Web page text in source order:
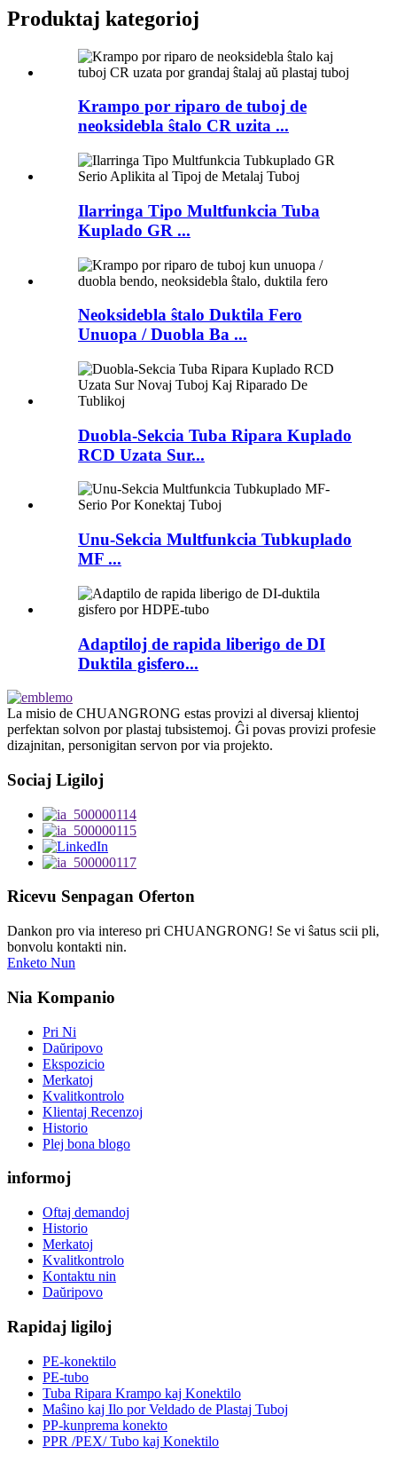
Produktaj kategorioj
Krampo por riparo de tuboj de
neoksidebla ŝtalo CR uzita ...
Ilarringa Tipo Multfunkcia Tuba
Kuplado GR ...
Neoksidebla ŝtalo Duktila Fero
Unuopa / Duobla Ba ...
Duobla-Sekcia Tuba Ripara Kuplado
RCD Uzata Sur...
Unu-Sekcia Multfunkcia Tubkuplado
MF ...
Adaptiloj de rapida liberigo de DI
Duktila gisfero...
La misio de CHUANGRONG estas provizi al diversaj klientoj
perfektan solvon por plastaj tubsistemoj. Ĝi povas provizi profesie
dizajnitan, personigitan servon por via projekto.
Sociaj Ligiloj
Ricevu Senpagan Oferton
Dankon pro via intereso pri CHUANGRONG! Se vi ŝatus scii pli,
bonvolu kontakti nin.
Enketo Nun
Nia Kompanio
Pri Ni
Daŭripovo
Ekspozicio
Merkatoj
Kvalitkontrolo
Klientaj Recenzoj
Historio
Plej bona blogo
informoj
Oftaj demandoj
Historio
Merkatoj
Kvalitkontrolo
Kontaktu nin
Daŭripovo
Rapidaj ligiloj
PE-konektilo
PE-tubo
Tuba Ripara Krampo kaj Konektilo
Maŝino kaj Ilo por Veldado de Plastaj Tuboj
PP-kunprema konekto
PPR /PEX/ Tubo kaj Konektilo